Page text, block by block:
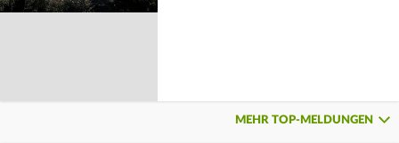
MEHR TOP-MELDUNGEN